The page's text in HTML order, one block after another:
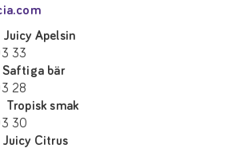
Juicy Apelsin
33
Saftiga bär
28
Tropisk smak
30
Juicy Citrus